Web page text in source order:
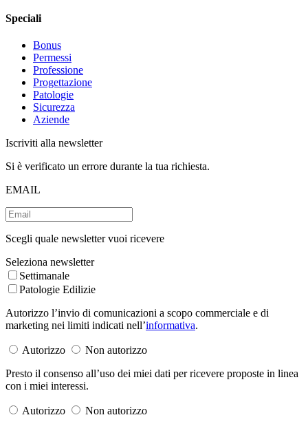
Speciali
Bonus
Permessi
Professione
Progettazione
Patologie
Sicurezza
Aziende
Iscriviti alla newsletter
Si è verificato un errore durante la tua richiesta.
EMAIL
Scegli quale newsletter vuoi ricevere
Seleziona newsletter
Settimanale
Patologie Edilizie
Autorizzo l’invio di comunicazioni a scopo commerciale e di
marketing nei limiti indicati nell’informativa.
Autorizzo
Non autorizzo
Presto il consenso all’uso dei miei dati per ricevere proposte in linea
con i miei interessi.
Autorizzo
Non autorizzo